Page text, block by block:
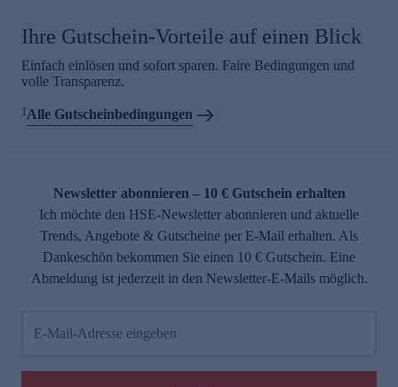
Ihre Gutschein-Vorteile auf einen Blick
Einfach einlösen und sofort sparen. Faire Bedingungen und
volle Transparenz.
1 Alle Gutscheinbedingungen
Newsletter abonnieren – 10 € Gutschein erhalten
Ich möchte den HSE-Newsletter abonnieren und aktuelle
Trends, Angebote & Gutscheine per E-Mail erhalten. Als
Dankeschön bekommen Sie einen 10 € Gutschein. Eine
Abmeldung ist jederzeit in den Newsletter-E-Mails möglich.
E-Mail-Adresse eingeben